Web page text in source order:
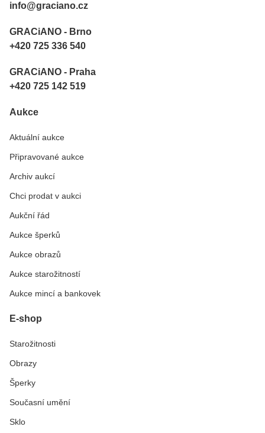
info@graciano.cz
GRACiANO - Brno
+420 725 336 540
GRACiANO - Praha
+420 725 142 519
Aukce
Aktuální aukce
Připravované aukce
Archiv aukcí
Chci prodat v aukci
Aukční řád
Aukce šperků
Aukce obrazů
Aukce starožitností
Aukce mincí a bankovek
E-shop
Starožitnosti
Obrazy
Šperky
Současní umění
Sklo